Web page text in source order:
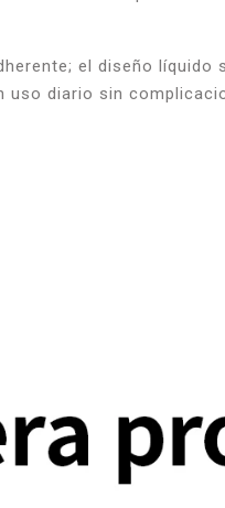
el diseño
uso diario sin